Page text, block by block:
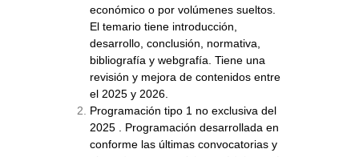
económico o por volúmenes sueltos.
El temario tiene introducción,
desarrollo, conclusión, normativa,
bibliografía y webgrafía. Tiene una
revisión y mejora de contenidos entre
el 2025 y 2026.
Programación tipo 1 no exclusiva del
2025 . Programación desarrollada en
conforme las últimas convocatorias y